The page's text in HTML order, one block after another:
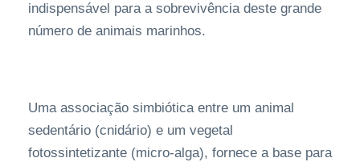
indispensável para a sobrevivência deste grande
número de animais marinhos.
Uma associação simbiótica entre um animal
sedentário (cnidário) e um vegetal
fotossintetizante (micro-alga), fornece a base para